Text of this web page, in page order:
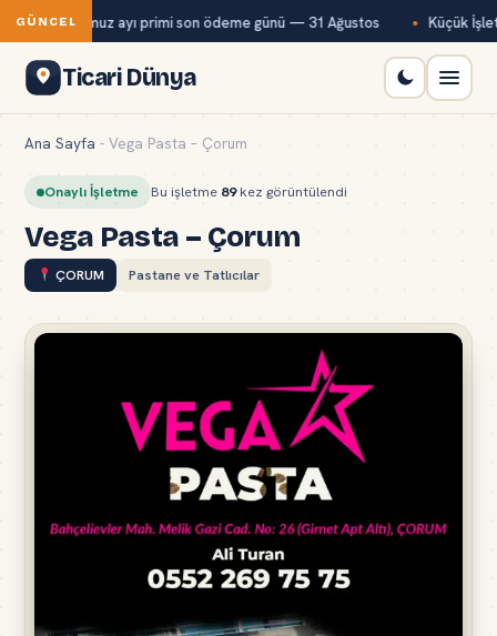
GÜNCEL
Kur temmuz ayı primi son ödeme günü — 31 Ağustos Küçük
Ticari Dünya
Ana Sayfa - Vega Pasta – Çorum
Onaylı İşletme Bu işletme 89kez görüntülendi
Vega Pasta – Çorum
ÇORUM Pastane ve Tatlıcılar